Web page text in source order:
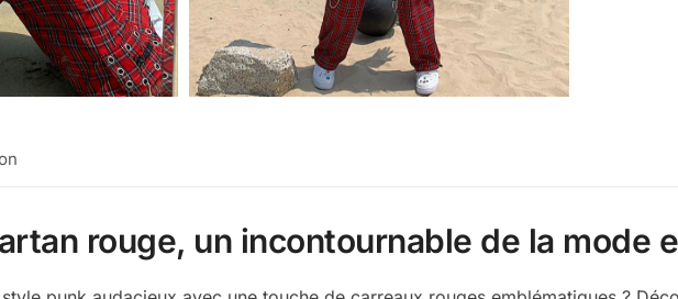
rouge, un incontournable de la mode